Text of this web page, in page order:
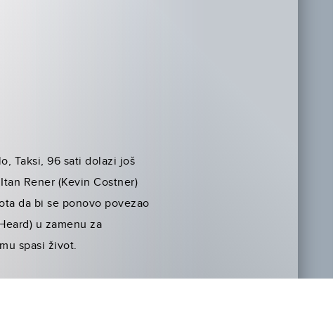
Taksi, 96 sati dolazi još
Rener (Kevin Costner)
da bi se ponovo povezao
u zamenu za
spasi život.